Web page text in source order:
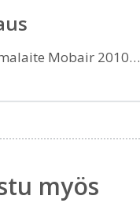
Mobair 2010…
myös